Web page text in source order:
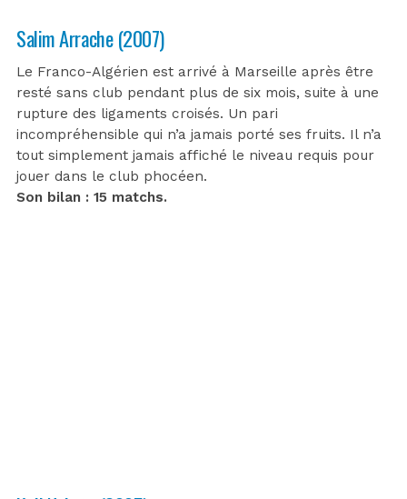
Salim Arrache (2007)
Le Franco-Algérien est arrivé à Marseille après être
resté sans club pendant plus de six mois, suite à une
rupture des ligaments croisés. Un pari
incompréhensible qui n’a jamais porté ses fruits. Il n’a
tout simplement jamais affiché le niveau requis pour
jouer dans le club phocéen.
Son bilan : 15 matchs.